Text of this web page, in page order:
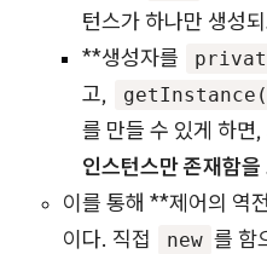
턴스가 하나만 생성
**생성자를
고,
를 만들 수 있게 하면
인스턴스만 존재함을
이를 통해 **제어의 역
이다. 직접
new 를 함